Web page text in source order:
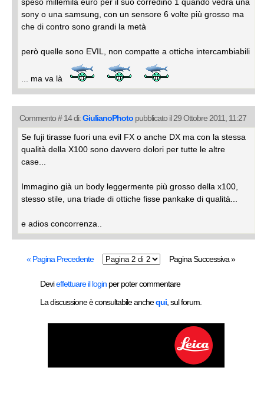
sony o una samsung, con un sensore 6 volte più grosso ma
che di contro sono grandi la metà
però quelle sono EVIL, non compatte a ottiche intercambiabili
... ma va là
Commento # 14 di:GiulianoPhoto pubblicato il 29 Ottobre 2011, 11:27
Se fuji tirasse fuori una evil FX o anche DX ma con la stessa
qualità della X100 sono davvero dolori per tutte le altre
case...
Immagino già un body leggermente più grosso della x100,
stesso stile, una triade di ottiche fisse pankake di qualità...
e adios concorrenza..
« Pagina Precedente Pagina Successiva »
Devieffettuare il login per poter commentare
La discussione è consultabile anchequi , sul forum.